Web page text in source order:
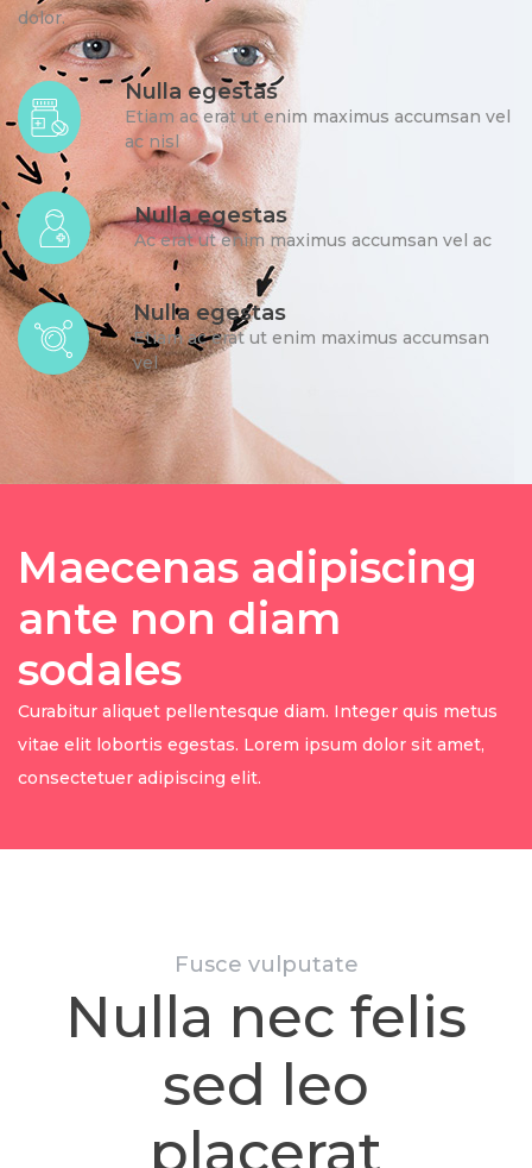
dolor.
Nulla egestas
Etiam ac erat ut enim maximus accumsan vel
ac nisl
Nulla egestas
Ac erat ut enim maximus accumsan vel ac
Nulla egestas
Etiam ac erat ut enim maximus accumsan
vel
Maecenas adipiscing
ante non diam
sodales
Curabitur aliquet pellentesque diam. Integer quis metus
vitae elit lobortis egestas. Lorem ipsum dolor sit amet,
consectetuer adipiscing elit.
Fusce vulputate
Nulla nec felis
sed leo
placerat